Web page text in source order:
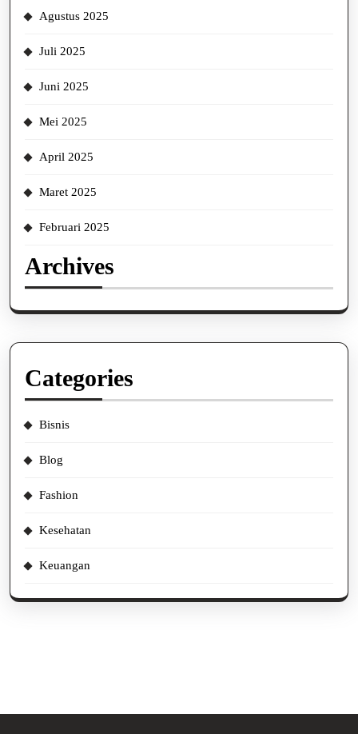
Agustus 2025
Juli 2025
Juni 2025
Mei 2025
April 2025
Maret 2025
Februari 2025
Archives
Categories
Bisnis
Blog
Fashion
Kesehatan
Keuangan